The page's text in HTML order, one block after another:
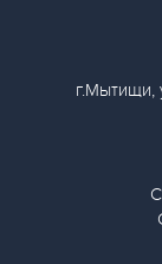
г.Мытищи,